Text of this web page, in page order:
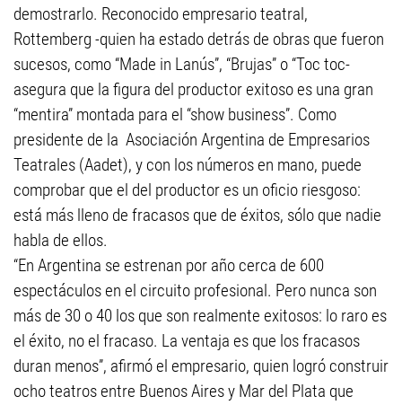
demostrarlo. Reconocido empresario teatral,
Rottemberg -quien ha estado detrás de obras que fueron
sucesos, como “Made in Lanús”, “Brujas” o “Toc toc-
asegura que la figura del productor exitoso es una gran
“mentira” montada para el “show business”. Como
presidente de la Asociación Argentina de Empresarios
Teatrales (Aadet), y con los números en mano, puede
comprobar que el del productor es un oficio riesgoso:
está más lleno de fracasos que de éxitos, sólo que nadie
habla de ellos.
“En Argentina se estrenan por año cerca de 600
espectáculos en el circuito profesional. Pero nunca son
más de 30 o 40 los que son realmente exitosos: lo raro es
el éxito, no el fracaso. La ventaja es que los fracasos
duran menos”, afirmó el empresario, quien logró construir
ocho teatros entre Buenos Aires y Mar del Plata que